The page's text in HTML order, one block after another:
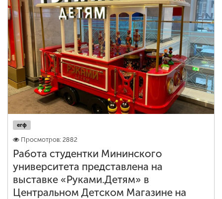
егф
Просмотров: 2882
Работа студентки Мининского
университета представлена на
выставке «Руками.Детям» в
Центральном Детском Магазине на